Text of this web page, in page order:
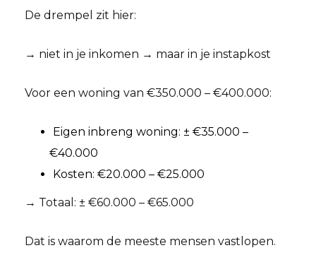
De drempel zit hier:
→ niet in je inkomen → maar in je instapkost
Voor een woning van €350.000 – €400.000:
Eigen inbreng woning: ± €35.000 –
€40.000
Kosten: €20.000 – €25.000
→ Totaal: ± €60.000 – €65.000
Dat is waarom de meeste mensen vastlopen.